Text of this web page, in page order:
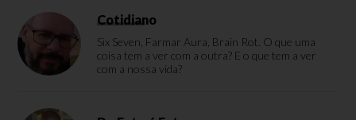
Cotidiano
Six Seven, Farmar Aura, Brain Rot. O que uma
coisa tem a ver com a outra? E o que tem a ver
com a nossa vida?